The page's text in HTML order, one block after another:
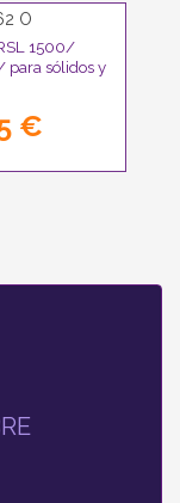
O
1500/
sólidos y
€